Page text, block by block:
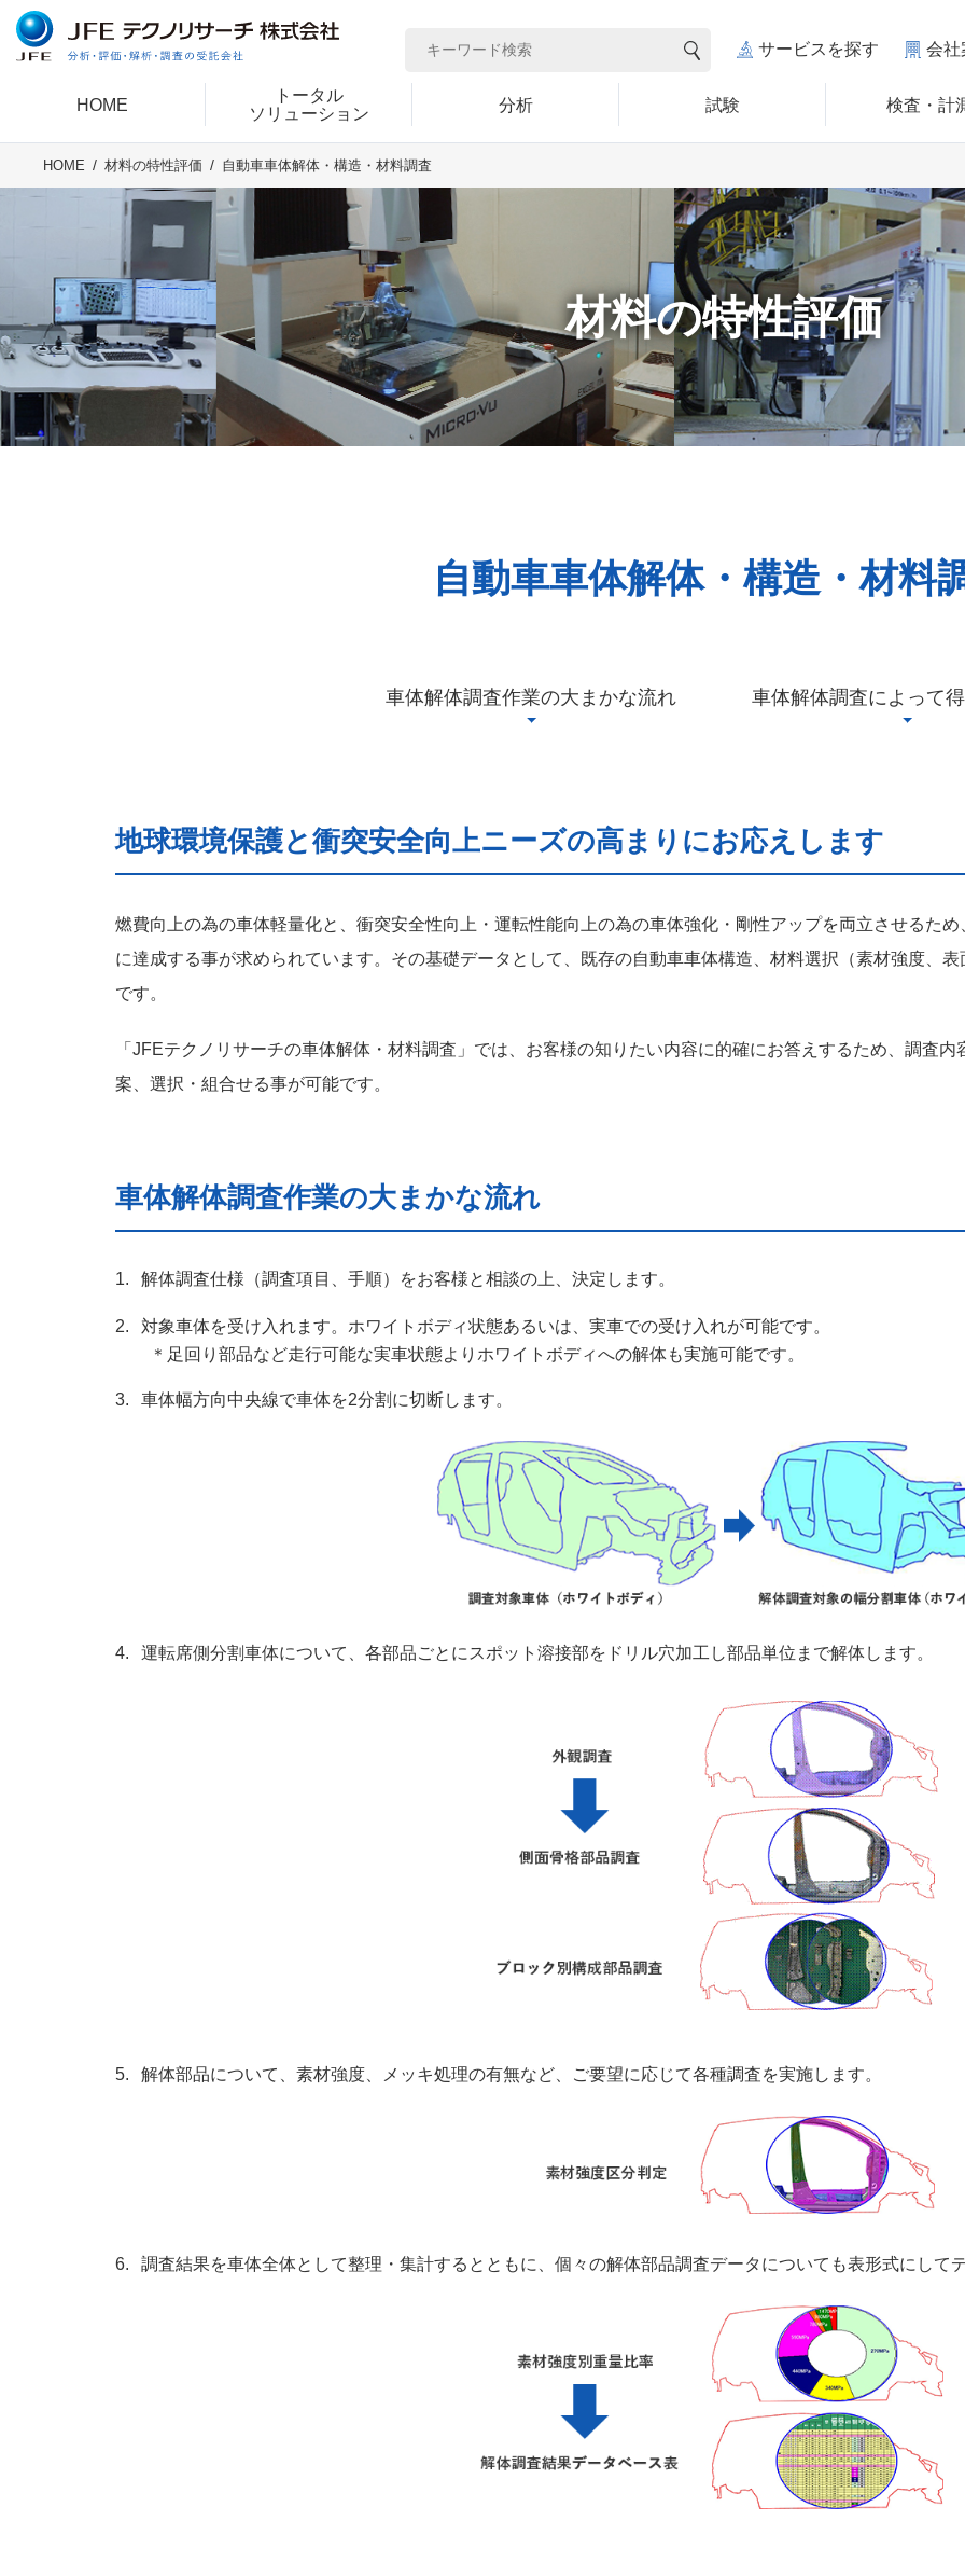
HOME
トータル
ソリューション
分析 試験 検査・計
サービスを探す 会社
HOME 材料の特性評価 自動車車体解体・構造・材料調査
材料の特性評価
自動車車体解体・構造・材料
車体解体調査作業の大まかな流れ 車体解体調査によって
地球環境保護と衝突安全向上ニーズの高まりにお応えします
燃費向上の為の車体軽量化と、衝突安全性向上・運転性能向上の為の車体強化・剛性アップを両立させるた
に達成する事が求められています。その基礎データとして、既存の自動車車体構造、材料選択（素材強度、
です。
「JFEテクノリサーチの車体解体・材料調査」では、お客様の知りたい内容に的確にお答えするため、調査
案、選択・組合せる事が可能です。
車体解体調査作業の大まかな流れ
解体調査仕様（調査項目、手順）をお客様と相談の上、決定します。
対象車体を受け入れます。ホワイトボディ状態あるいは、実車での受け入れが可能です。
＊足回り部品など走行可能な実車状態よりホワイトボディへの解体も実施可能です。
車体幅方向中央線で車体を2分割に切断します。
運転席側分割車体について、各部品ごとにスポット溶接部をドリル穴加工し部品単位まで解体します。
解体部品について、素材強度、メッキ処理の有無など、ご要望に応じて各種調査を実施します。
調査結果を車体全体として整理・集計するとともに、個々の解体部品調査データについても表形式にして